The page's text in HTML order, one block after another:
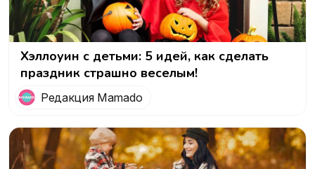
Хэллоуин с детьми: 5 идей, как сделать
праздник страшно веселым!
Редакция Mamado